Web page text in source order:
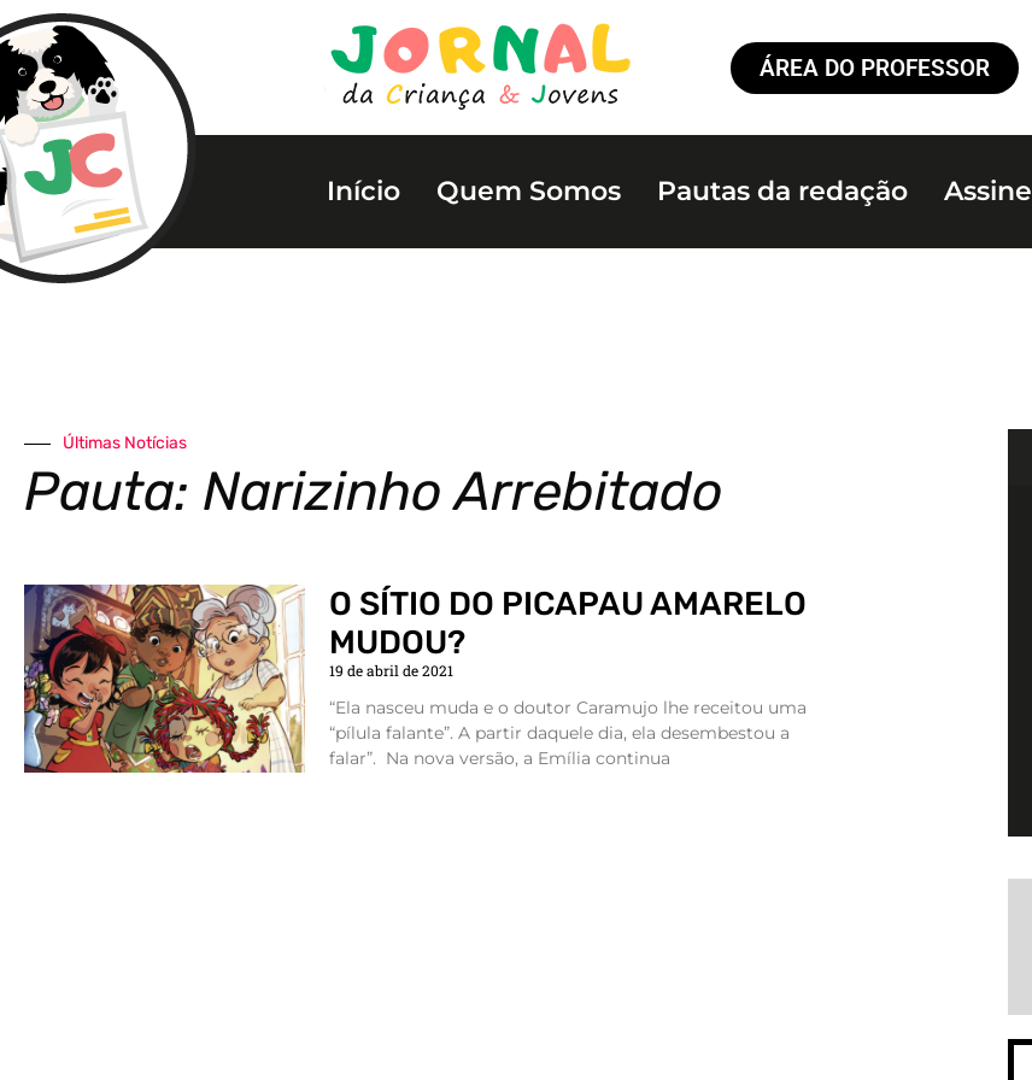
ÁREA DO PROFESSOR
Início Quem Somos Pautas da redação Assine
Últimas Notícias
Pauta: Narizinho Arrebitado
O SÍTIO DO PICAPAU AMARELO
MUDOU?
19 de abril de 2021
“Ela nasceu muda e o doutor Caramujo lhe receitou uma
“pílula falante”. A partir daquele dia, ela desembestou a
falar”. Na nova versão, a Emília continua